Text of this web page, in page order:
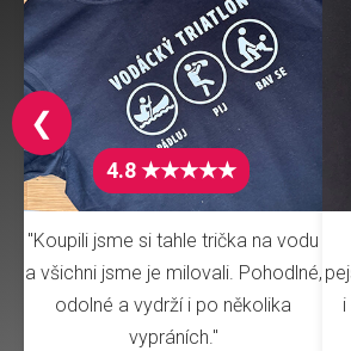
4.8 ★★★★★
"Koupili jsme si tahle trička na vodu
a všichni jsme je milovali. Pohodlné,
odolné a vydrží i po několika
vypráních."
i
❮